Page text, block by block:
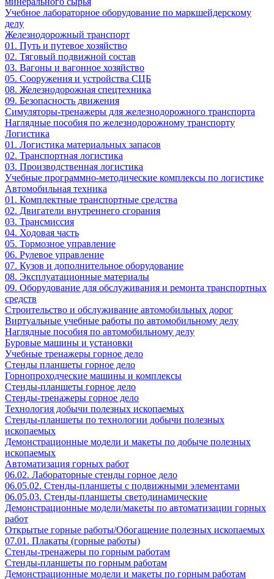
Учебное лабораторное оборудование по маркшейдерскому
делу
Железнодорожный транспорт
01. Путь и путевое хозяйство
02. Тяговый подвижной состав
03. Вагоны и вагонное хозяйство
05. Сооружения и устройства СЦБ
08. Железнодорожная спецтехника
09. Безопасность движения
Симуляторы-тренажеры для железнодорожного транспорта
Наглядные пособия по железнодорожному транспорту
Логистика
01. Логистика материальных запасов
02. Транспортная логистика
03. Производственная логистика
Учебные программно-методические комплексы по логистике
Автомобильная техника
01. Комплектные транспортные средства
02. Двигатели внутреннего сгорания
03. Трансмиссия
04. Ходовая часть
05. Тормозное управление
06. Рулевое управление
07. Кузов и дополнительное оборудование
08. Эксплуатационные материалы
09. Оборудование для обслуживания и ремонта транспортных
средств
Строительство и обслуживание автомобильных дорог
Виртуальные учебные работы по автомобильному делу
Наглядные пособия по автомобильному делу
Буровые машины и установки
Учебные тренажеры горное дело
Стенды планшеты горное дело
Горнопроходческие машины и комплексы
Стенды-планшеты горное дело
Стенды-тренажеры горное дело
Технология добычи полезных ископаемых
Стенды-планшеты по технологии добычи полезных
ископаемых
Демонстрационные модели и макеты по добыче полезных
ископаемых
Автоматизация горных работ
06.02. Лабораторные стенды горное дело
06.05.02. Стенды-планшеты с подвижными элементами
06.05.03. Стенды-планшеты светодинамические
Демонстрационные модели/макеты по автоматизации горных
работ
Открытые горные работы/Обогащение полезных ископаемых
07.01. Плакаты (горные работы)
Стенды-тренажеры по горным работам
Стенды-планшеты по горным работам
Демонстрационные модели и макеты по горным работам